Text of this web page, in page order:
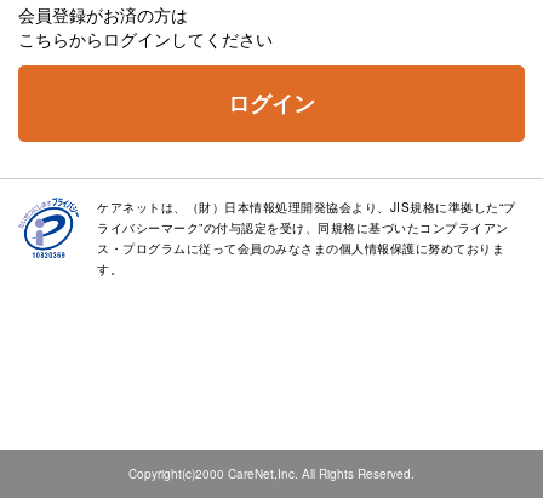
会員登録がお済の方は
こちらからログインしてください
ログイン
ケアネットは、（財）日本情報処理開発協会より、JIS規格に準拠した“プ
ライバシーマーク”の付与認定を受け、同規格に基づいたコンプライアン
ス・プログラムに従って会員のみなさまの個人情報保護に努めておりま
す。
Copyright(c)2000 CareNet,Inc. All Rights Reserved.